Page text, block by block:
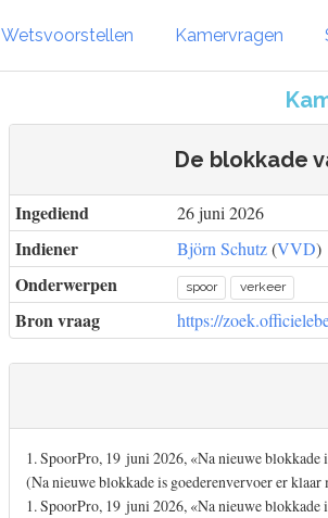
Wetsvoorstellen Kamervragen
De blokkade
Ingediend 26 juni 2026
Indiener Björn Schutz(VVD)
Onderwerpen spoor verkeer
Bron vraag https://
1. SpoorPro, 19 juni 2026, «Na nieuwe
(Na nieuwe blokkade is goederenvervoer er
1. SpoorPro, 19 juni 2026, «Na nieuwe